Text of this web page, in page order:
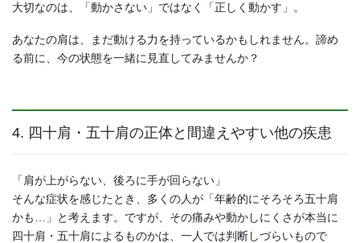
大切なのは、「動かさない」ではなく「正しく動かす」。
あなたの肩は、まだ動ける力を持っているかもしれません。諦め
る前に、今の状態を一緒に見直してみませんか？
4. 四十肩・五十肩の正体と間違えやすい他の疾患
「肩が上がらない、後ろに手が回らない」
そんな症状を感じたとき、多くの人が「年齢的にそろそろ五十肩
かも…」と考えます。ですが、その痛みや動かしにくさが本当に
四十肩・五十肩によるものかは、一人では判断しづらいもので